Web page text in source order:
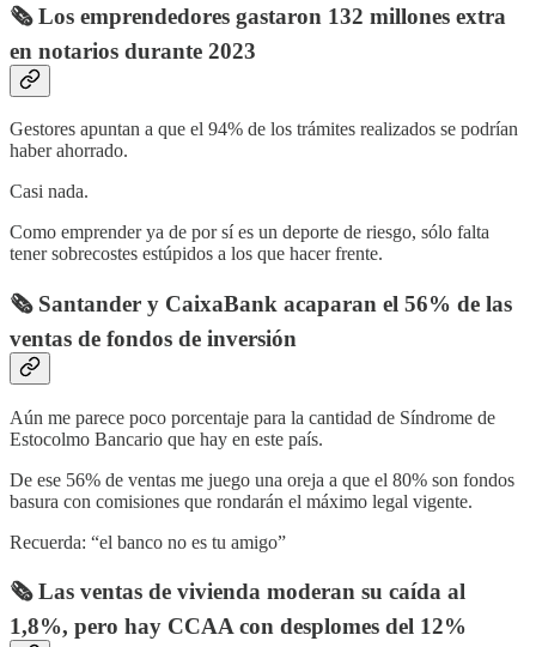
🗞️ Los emprendedores gastaron 132 millones extra
en notarios durante 2023
Gestores apuntan a que el 94% de los trámites realizados se podrían
haber ahorrado.
Casi nada.
Como emprender ya de por sí es un deporte de riesgo, sólo falta
tener sobrecostes estúpidos a los que hacer frente.
🗞️ Santander y CaixaBank acaparan el 56% de las
ventas de fondos de inversión
Aún me parece poco porcentaje para la cantidad de Síndrome de
Estocolmo Bancario que hay en este país.
De ese 56% de ventas me juego una oreja a que el 80% son fondos
basura con comisiones que rondarán el máximo legal vigente.
Recuerda: “el banco no es tu amigo”
🗞️ Las ventas de vivienda moderan su caída al
1,8%, pero hay CCAA con desplomes del 12%